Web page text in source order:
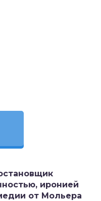
иронией
от Мольера